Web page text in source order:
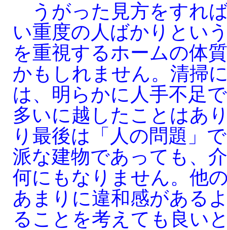
うがった見方をすれ
い重度の人ばかりとい
を重視するホームの体
かもしれません。清掃
は、明らかに人手不足
多いに越したことはあ
り最後は「人の問題」
派な建物であっても、
何にもなりません。他
あまりに違和感がある
ることを考えても良い